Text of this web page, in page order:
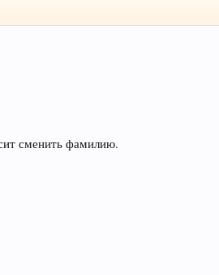
сменить фамилию.